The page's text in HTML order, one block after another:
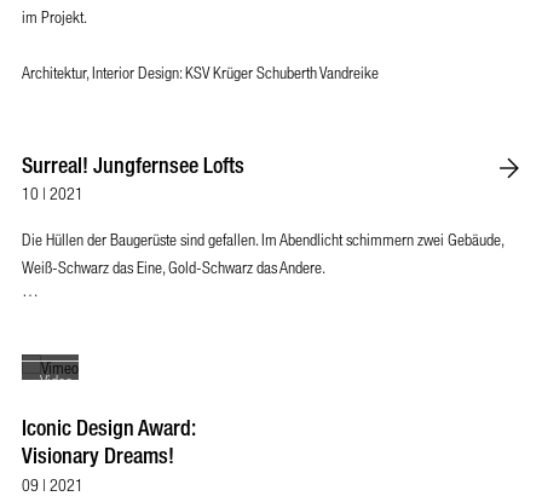
im Projekt.
Architektur, Interior Design: KSV Krüger Schuberth Vandreike
Surreal! Jungfernsee Lofts
10 | 2021
Die Hüllen der Baugerüste sind gefallen. Im Abendlicht schimmern zwei Gebäude,
Weiß-Schwarz das Eine, Gold-Schwarz das Andere.
…
dem Laden des
Video
Vimeo
Iconic Design Award:
Visionary Dreams!
09 | 2021